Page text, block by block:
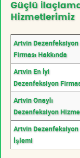
Güçlü
Hizmetlerimiz
Artvin Dezenfeksiyon
Firması Hakkında
Artvin En İyi
Dezenfeksiyon
Artvin Onaylı
Dezenfeksiyon
Artvin Dezenfeksiyon
İşlemi